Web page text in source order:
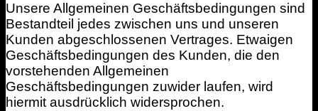
Unsere Allgemeinen Geschäftsbedingungen sind
Bestandteil jedes zwischen uns und unseren
Kunden abgeschlossenen Vertrages. Etwaigen
Geschäftsbedingungen des Kunden, die den
vorstehenden Allgemeinen
Geschäftsbedingungen zuwider laufen, wird
hiermit ausdrücklich widersprochen.